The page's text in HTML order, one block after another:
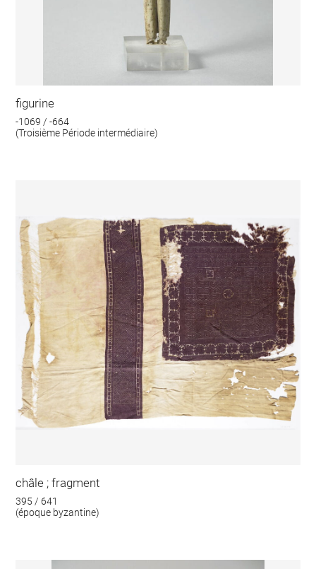
figurine
-1069 / -664
(Troisième Période intermédiaire)
châle ; fragment
395 / 641
(époque byzantine)